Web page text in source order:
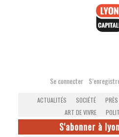
Se connecter
ACTUALITÉS SOCIÉTÉ
ART DE VIVRE
S'abonner à